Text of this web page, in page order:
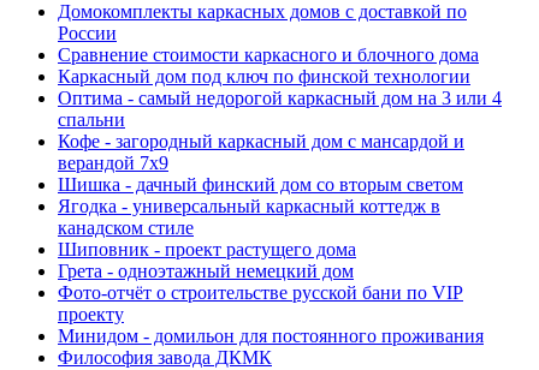
Домокомплекты каркасных домов с доставкой по
России
Сравнение стоимости каркасного и блочного дома
Каркасный дом под ключ по финской технологии
Оптима - самый недорогой каркасный дом на 3 или 4
спальни
Кофе - загородный каркасный дом с мансардой и
верандой 7х9
Шишка - дачный финский дом со вторым светом
Ягодка - универсальный каркасный коттедж в
канадском стиле
Шиповник - проект растущего дома
Грета - одноэтажный немецкий дом
Фото-отчёт о строительстве русской бани по VIP
проекту
Минидом - домильон для постоянного проживания
Философия завода ДКМК